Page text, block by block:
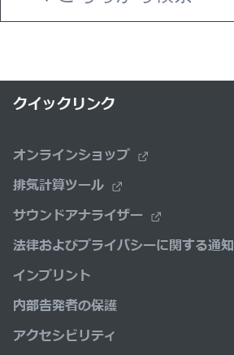
クイックリンク
オンラインショップ
排気計算ツール
サウンドアナライザー
法律およびプライバシーに関する通知
インプリント
内部告発者の保護
アクセシビリティ